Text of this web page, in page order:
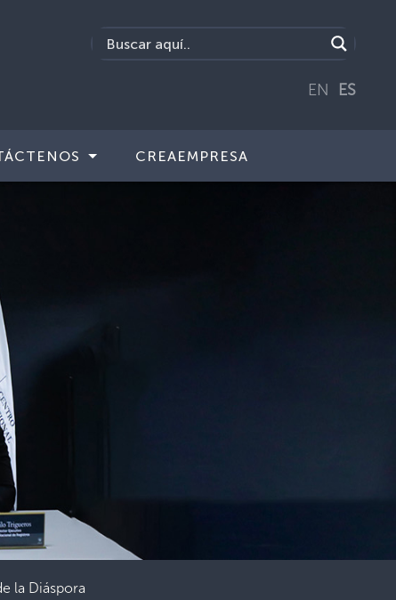
EN ES
CREAEMPRESA
la Diáspora